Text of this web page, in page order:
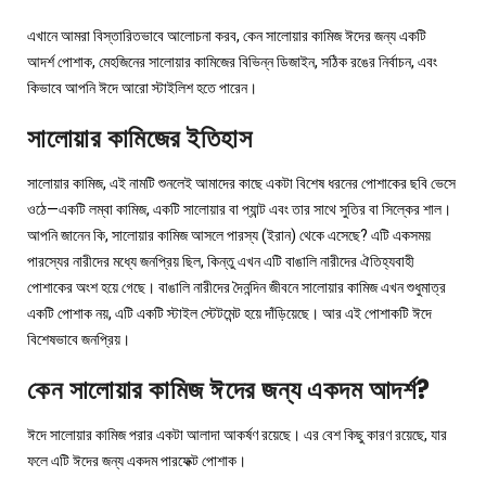
এখানে আমরা বিস্তারিতভাবে আলোচনা করব, কেন সালোয়ার কামিজ ঈদের জন্য একটি
আদর্শ পোশাক, মেহজিনের সালোয়ার কামিজের বিভিন্ন ডিজাইন, সঠিক রঙের নির্বাচন, এবং
কিভাবে আপনি ঈদে আরো স্টাইলিশ হতে পারেন।
সালোয়ার কামিজের ইতিহাস
সালোয়ার কামিজ, এই নামটি শুনলেই আমাদের কাছে একটা বিশেষ ধরনের পোশাকের ছবি ভেসে
ওঠে—একটি লম্বা কামিজ, একটি সালোয়ার বা প্যান্ট এবং তার সাথে সুতির বা সিল্কের শাল।
আপনি জানেন কি, সালোয়ার কামিজ আসলে পারস্য (ইরান) থেকে এসেছে? এটি একসময়
পারস্যের নারীদের মধ্যে জনপ্রিয় ছিল, কিন্তু এখন এটি বাঙালি নারীদের ঐতিহ্যবাহী
পোশাকের অংশ হয়ে গেছে। বাঙালি নারীদের দৈনন্দিন জীবনে সালোয়ার কামিজ এখন শুধুমাত্র
একটি পোশাক নয়, এটি একটি স্টাইল স্টেটমেন্ট হয়ে দাঁড়িয়েছে। আর এই পোশাকটি ঈদে
বিশেষভাবে জনপ্রিয়।
কেন সালোয়ার কামিজ ঈদের জন্য একদম আদর্শ?
ঈদে সালোয়ার কামিজ পরার একটা আলাদা আকর্ষণ রয়েছে। এর বেশ কিছু কারণ রয়েছে, যার
ফলে এটি ঈদের জন্য একদম পারফেক্ট পোশাক।